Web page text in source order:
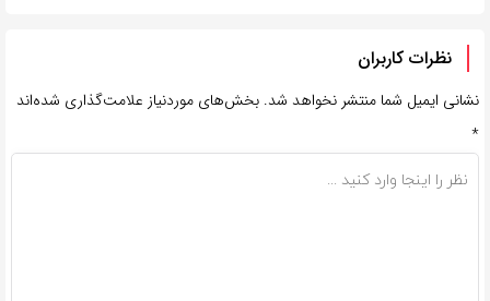
نظرات کاربران
نشانی ایمیل شما منتشر نخواهد شد. بخش‌های موردنیاز علامت‌گذاری شده‌اند
*